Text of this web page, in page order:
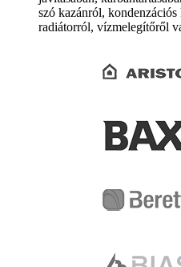
szó kazánról,
radiátorról, vízmelegítőről